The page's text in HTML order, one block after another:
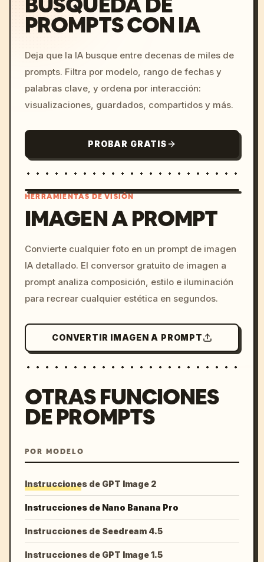
PROMPTS CON IA
Deja que la IA busque entre decenas de miles de
prompts. Filtra por modelo, rango de fechas y
palabras clave, y ordena por interacción:
visualizaciones, guardados, compartidos y más.
PROBAR GRATIS
c, cyberpunk sunset, neon
colors, 8k --v 6.0
HERRAMIENTAS DE VISIÓN
IMAGEN A PROMPT
Convierte cualquier foto en un prompt de imagen
IA detallado. El conversor gratuito de imagen a
prompt analiza composición, estilo e iluminación
para recrear cualquier estética en segundos.
CONVERTIR IMAGEN A PROMPT
OTRAS FUNCIONES
DE PROMPTS
POR MODELO
Instrucciones de GPT Image 2
Instrucciones de Nano Banana Pro
Instrucciones de Seedream 4.5
Instrucciones de GPT Image 1.5